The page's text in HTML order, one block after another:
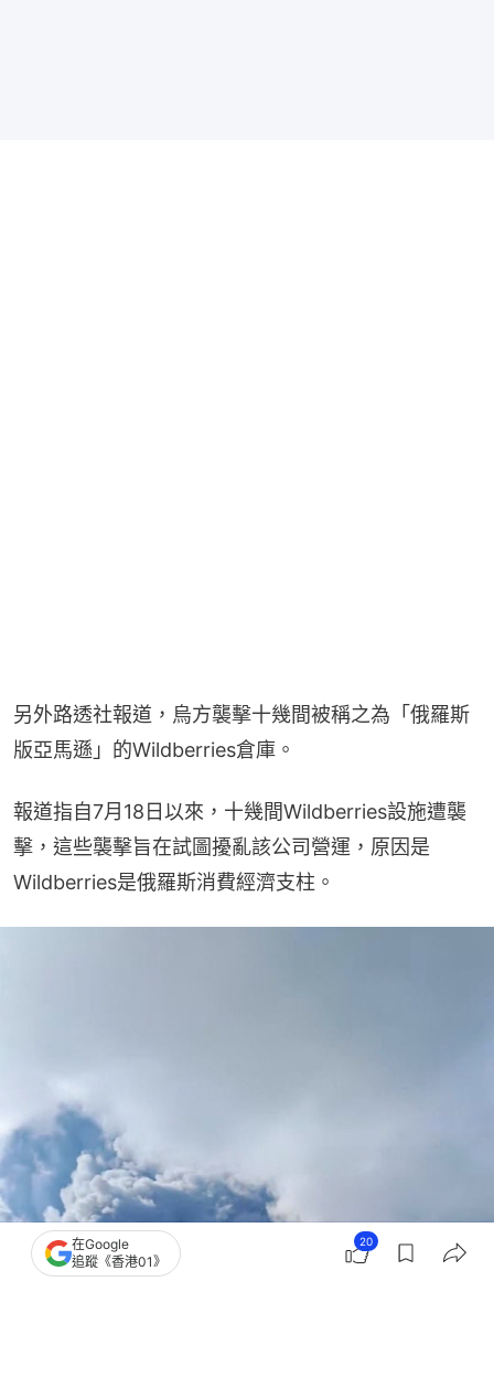
另外路透社報道，烏方襲擊十幾間被稱之為「俄羅斯
版亞馬遜」的Wildberries倉庫。
報道指自7月18日以來，十幾間Wildberries設施遭襲
擊，這些襲擊旨在試圖擾亂該公司營運，原因是
Wildberries是俄羅斯消費經濟支柱。
在Google
追蹤《香港01》
20